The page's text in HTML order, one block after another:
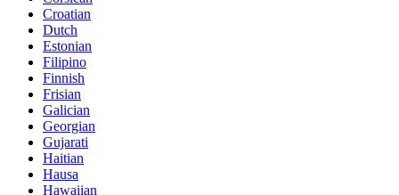
Croatian
Dutch
Estonian
Filipino
Finnish
Frisian
Galician
Georgian
Gujarati
Haitian
Hausa
Hawaiian